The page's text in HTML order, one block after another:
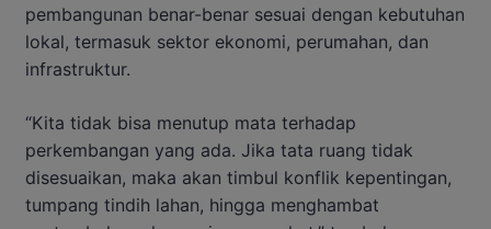
pembangunan benar-benar sesuai dengan kebutuhan
lokal, termasuk sektor ekonomi, perumahan, dan
infrastruktur.
“Kita tidak bisa menutup mata terhadap
perkembangan yang ada. Jika tata ruang tidak
disesuaikan, maka akan timbul konflik kepentingan,
tumpang tindih lahan, hingga menghambat